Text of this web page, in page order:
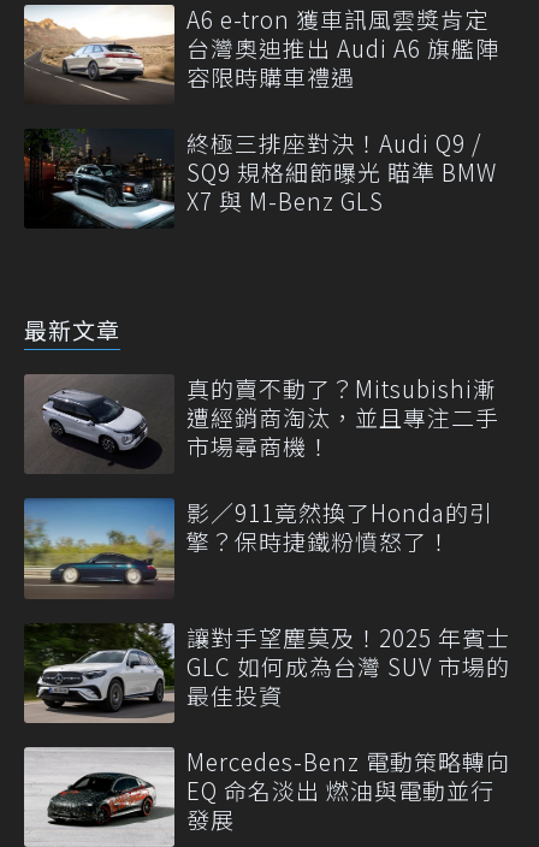
A6 e-tron 獲車訊風雲獎肯定
台灣奧迪推出 Audi A6 旗艦陣
容限時購車禮遇
終極三排座對決！Audi Q9 /
SQ9 規格細節曝光 瞄準 BMW
X7 與 M-Benz GLS
最新文章
真的賣不動了？Mitsubishi漸
遭經銷商淘汰，並且專注二手
市場尋商機！
影／911竟然換了Honda的引
擎？保時捷鐵粉憤怒了！
讓對手望塵莫及！2025 年賓士
GLC 如何成為台灣 SUV 市場的
最佳投資
Mercedes-Benz 電動策略轉向
EQ 命名淡出 燃油與電動並行
發展